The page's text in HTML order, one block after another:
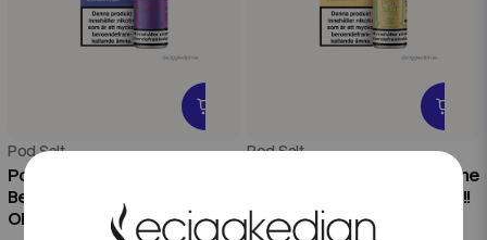
Pod Salt
Pod Salt Nexus | Grape
Berry Burst | 10ml E-Juice |
OBS!! Kort/Utgånget Datum
Pod Salt
Pod Salt Nexus | Lemon Lime
Sorbet | 10ml E-Juice | OBS!!
Kort/Utgånget Datum